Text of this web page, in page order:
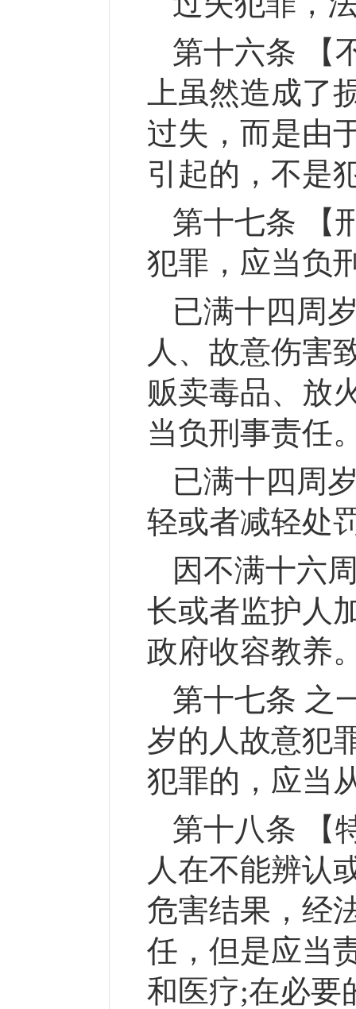
第十六条 【
上虽然造成了
过失，而是由
引起的，不是
第十七条 【
犯罪，应当负
已满十四周
人、故意伤害
贩卖毒品、放
当负刑事责任
已满十四周
轻或者减轻处
因不满十六
长或者监护人
政府收容教养
第十七条 之
岁的人故意犯
犯罪的，应当
第十八条 【
人在不能辨认
危害结果，经
任，但是应当
和医疗;在必要